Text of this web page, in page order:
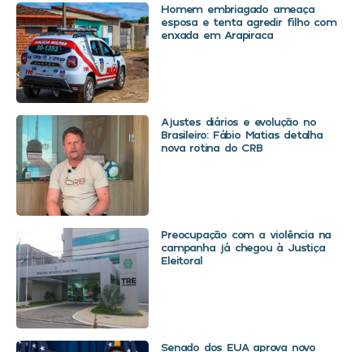
Homem embriagado ameaça
esposa e tenta agredir filho com
enxada em Arapiraca
Ajustes diários e evolução no
Brasileiro: Fábio Matias detalha
nova rotina do CRB
Preocupação com a violência na
campanha já chegou à Justiça
Eleitoral
Senado dos EUA aprova novo